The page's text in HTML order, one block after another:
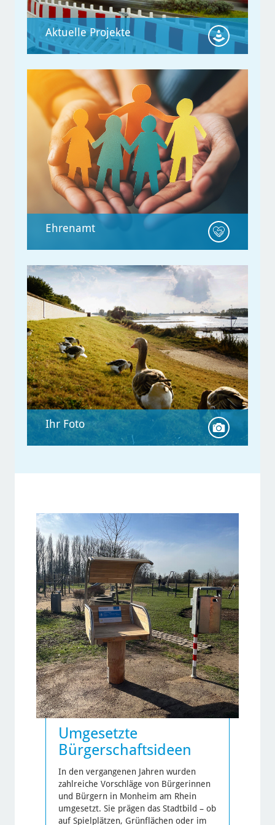
Aktuelle Projekte
Aktuelle Projekte
Übersichtlich und verständlich
stellen wir Ihnen hier zahlreiche
Projekte vor, die in der Stadt geplant
sind oder derzeit umgesetzt werden.
Auch aktuell zur Entscheidung
anstehende Bauleitpläne können Sie
an dieser Stelle online einsehen.
Ehrenamt
Ehrenamt
Sie möchten mit freiwilligem
Engagement einen wichtigen Beitrag
für die Gesellschaft leisten? In
Monheim am Rhein gibt es viele
Einsatzmöglichkeiten für ein
Ehrenamt. Hier finden Sie alle
Informationen dazu.
Ihr Foto
der Stadt mit. Laden Sie dafür ein
geeignetes Foto hoch, das Sie in
Monheim am Rhein gemacht haben.
Nach einer kurzen Prüfung erscheint
Ihr Bild in der Galerie.
Umgesetzte
Bürgerschaftsideen
In den vergangenen Jahren wurden
zahlreiche Vorschläge von Bürgerinnen
und Bürgern in Monheim am Rhein
umgesetzt. Sie prägen das Stadtbild – ob
auf Spielplätzen, Grünflächen oder im